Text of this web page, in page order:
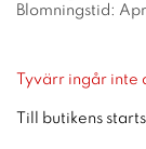
Blomningstid:
Tyvärr ingår
Till butikens